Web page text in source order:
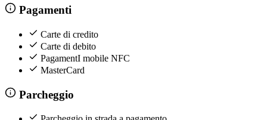
Pagamenti
Carte di credito
Carte di debito
PagamentI mobile NFC
MasterCard
Parcheggio